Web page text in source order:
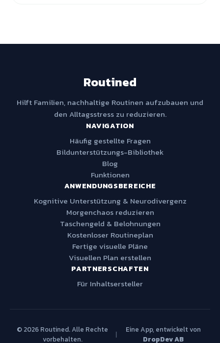
Routined
Hilft Familien, nachhaltige Routinen aufzubauen und
den Alltagsstress zu reduzieren.
NAVIGATION
Häufig gestellte Fragen
Bildunterstützungs-Bibliothek
Blog
Funktionen
ANWENDUNGSBEREICHE
Kognitive Unterstützung & Neurodivergenz
Morgenchaos reduzieren
Taschengeld & Belohnungen
Kostenloser Routineplan
Fertige visuelle Pläne
Visuellen Plan erstellen
PARTNERSCHAFTEN
Für Inhaltsersteller
© 2026 Routined. Alle Rechte
vorbehalten.
|
Eine App, entwickelt von
DropDev AB